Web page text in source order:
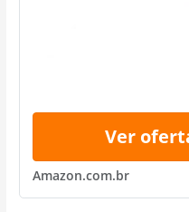
Ver
Amazon.com.br